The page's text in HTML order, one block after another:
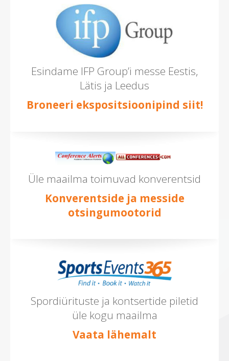
Esindame IFP Group’i messe Eestis,
Lätis ja Leedus
Broneeri ekspositsioonipind siit!
Üle maailma toimuvad konverentsid
Konverentside ja messide
otsingumootorid
Spordiürituste ja kontsertide piletid
üle kogu maailma
Vaata lähemalt